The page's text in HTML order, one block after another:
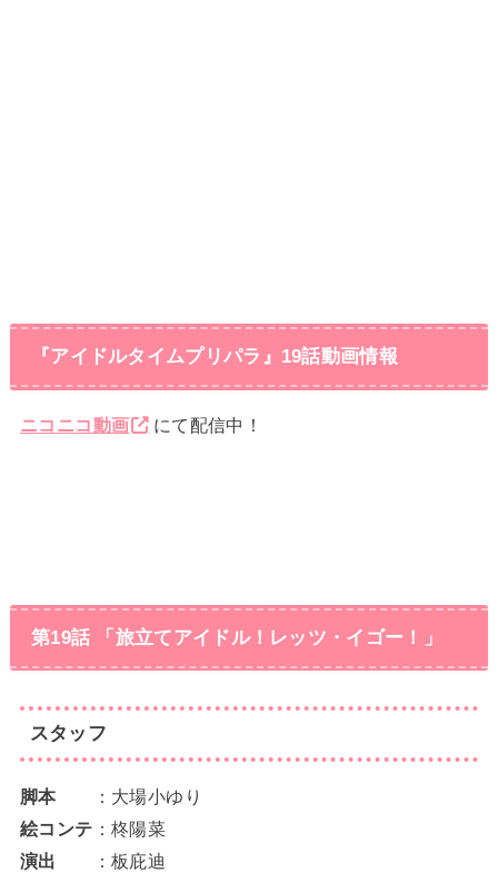
『アイドルタイムプリパラ』19話動画情報
ニコニコ動画 にて配信中！
第19話 「旅立てアイドル！レッツ・イゴー！」
スタッフ
脚本
：大場小ゆり
絵コンテ ：柊陽菜
演出
：板庇迪